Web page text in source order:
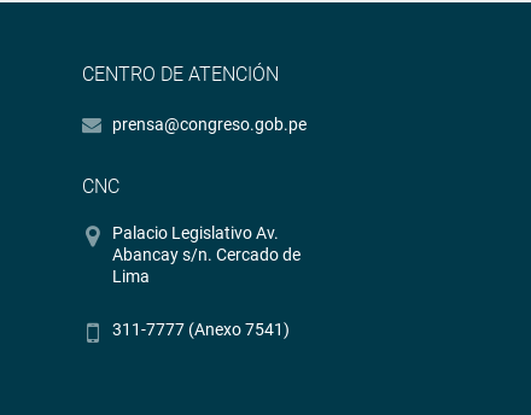
CENTRO DE ATENCIÓN
prensa@congreso.gob.pe
CNC
Palacio Legislativo Av.
Abancay s/n. Cercado de
Lima
311-7777 (Anexo 7541)